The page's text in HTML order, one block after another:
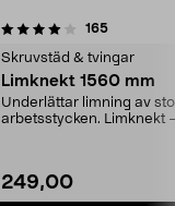
165
Skruvstäd & tvingar
Limknekt 1560 mm
Underlättar limning av
arbetsstycken. Limknekt
249,00
4.5 av 5 stjärnor